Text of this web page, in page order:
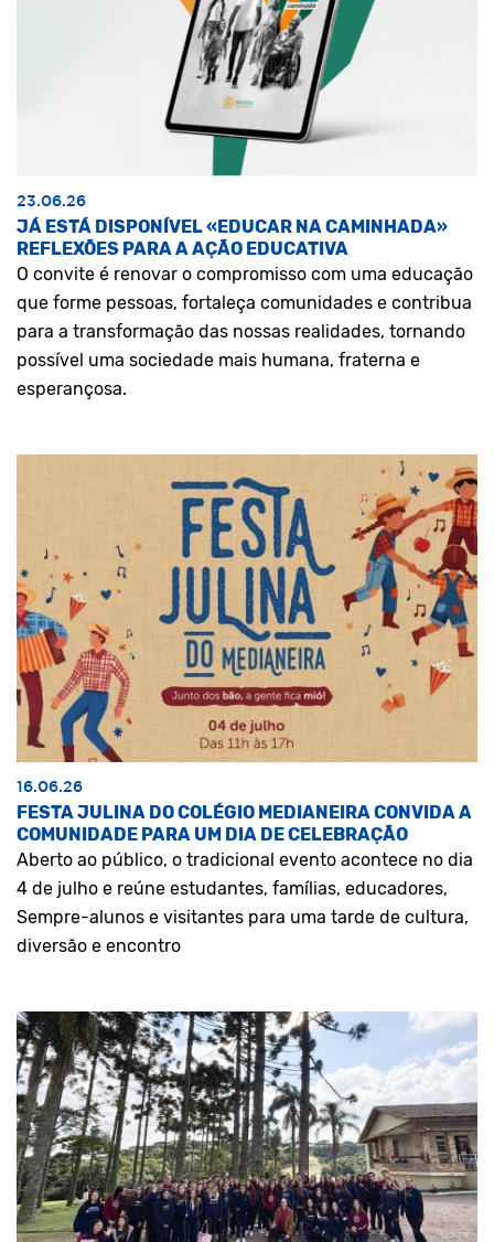
23.06.26
JÁ ESTÁ DISPONÍVEL «EDUCAR NA CAMINHADA»
REFLEXÕES PARA A AÇÃO EDUCATIVA
O convite é renovar o compromisso com uma educação
que forme pessoas, fortaleça comunidades e contribua
para a transformação das nossas realidades, tornando
possível uma sociedade mais humana, fraterna e
esperançosa.
16.06.26
FESTA JULINA DO COLÉGIO MEDIANEIRA CONVIDA A
COMUNIDADE PARA UM DIA DE CELEBRAÇÃO
Aberto ao público, o tradicional evento acontece no dia
4 de julho e reúne estudantes, famílias, educadores,
Sempre-alunos e visitantes para uma tarde de cultura,
diversão e encontro